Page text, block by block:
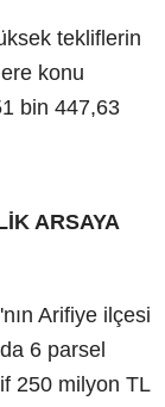
tekliflerin
konu
bin 447,63
ARSAYA
Arifiye ilçesi
6 parsel
250 milyon TL